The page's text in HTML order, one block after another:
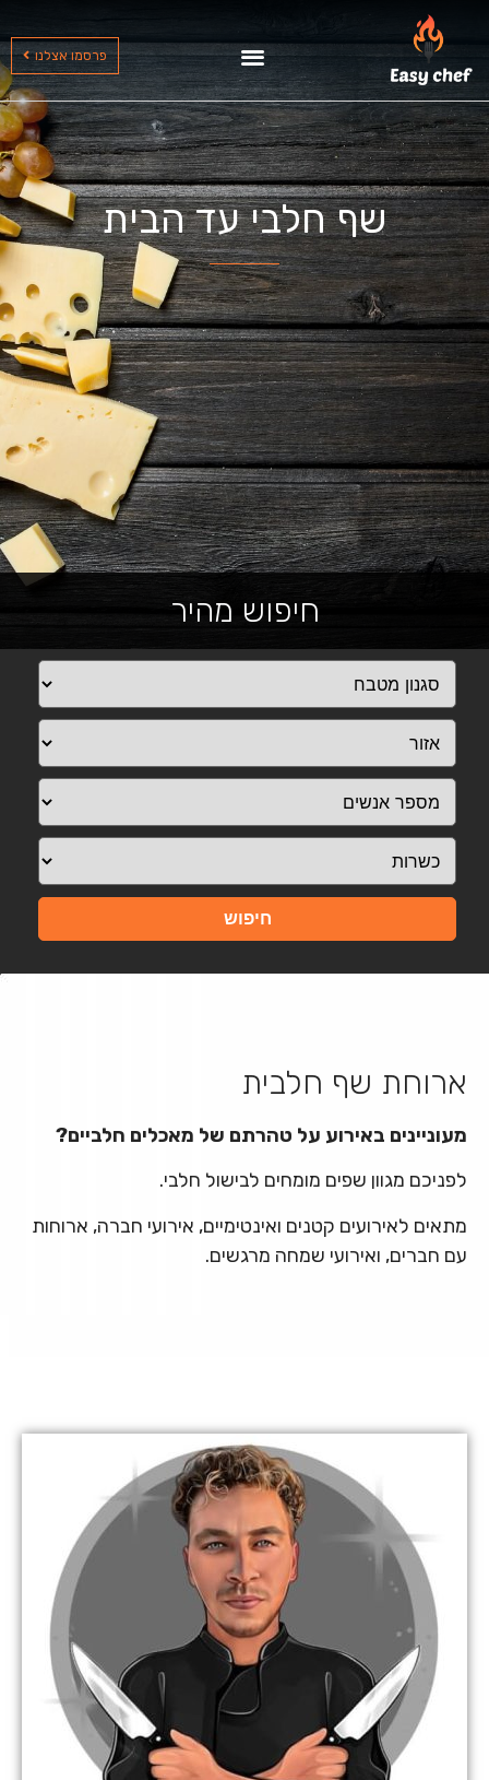
פרסמו אצלנו
שף חלבי עד הבית
חיפוש מהיר
חיפוש
ארוחת שף חלבית
מעוניינים באירוע על טהרתם של מאכלים חלביים?
לפניכם מגוון שפים מומחים לבישול חלבי.
מתאים לאירועים קטנים ואינטימיים, אירועי חברה, ארוחות
עם חברים, ואירועי שמחה מרגשים.